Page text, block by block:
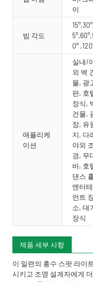
이
빔 각도
0°
애플리케
이션
실내/
외 벽
물, 광
판, 호
장식,
건물,
장, 유
지, 다
야외
경, 무
바, 호
댄스
엔터
먼트
소, 대
장식
제품 세부 사항
이 일련의 홍수 스팟 라이
시키고 조명 설계자에게